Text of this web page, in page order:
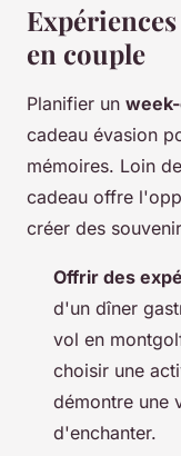
en couple
Planifier un
cadeau évasion
mémoires. Loin
cadeau offre
créer des
Offrir des
d'un dîner
vol en
choisir une
démontre une
d'enchanter.